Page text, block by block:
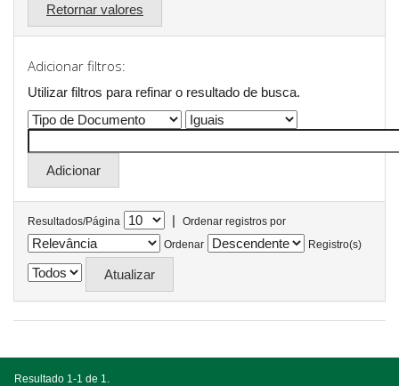
Retornar valores
Adicionar filtros:
Utilizar filtros para refinar o resultado de busca.
Resultados/Página |
Ordenar registros por
Ordenar
Registro(s)
Resultado 1-1 de 1.